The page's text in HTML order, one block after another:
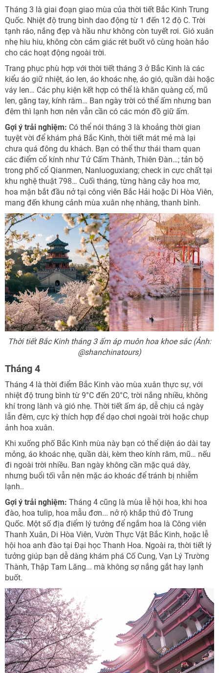
Tháng 3 là giai đoạn giao mùa của thời tiết Bắc Kinh Trung
Quốc. Nhiệt độ trung bình dao động từ 1 đến 12 độ C. Trời
tạnh ráo, nắng đẹp và hầu như không còn tuyết rơi. Gió xuân
nhẹ hiu hiu, không còn cảm giác rét buốt vô cùng hoàn hảo
cho các hoạt động ngoài trời.
Trang phục phù hợp với thời tiết tháng 3 ở Bắc Kinh là các
kiểu áo giữ nhiệt, áo len, áo khoác nhẹ, áo gió, quần dài hoặc
váy len… Các phụ kiện kết hợp có thể là khăn quàng cổ, mũ
len, găng tay, kính râm… Ban ngày trời có thể ấm nhưng ban
đêm thì lạnh hơn nên vẫn cần có các món đồ giữ ấm.
Gợi ý trải nghiệm: Có thể nói tháng 3 là khoảng thời gian
tuyệt vời để khám phá Bắc Kinh, thời tiết mát mẻ mà lại
chưa quá đông du khách. Bạn có thể thư thái tham quan
các điểm cổ kính như Tử Cấm Thành, Thiên Đàn…; tản bộ
trong phố cổ Qianmen, Nanluoguxiang; check in cực chất tại
khu nghệ thuật 798… Cuối tháng, từng hàng cây hoa mơ,
hoa mận bắt đầu nở tại công viên Bắc Hải hoặc Di Hòa Viên,
mang đến khung cảnh mùa xuân nhẹ nhàng, thanh bình.
Thời tiết Bắc Kinh tháng 3 ấm áp muôn hoa khoe sắc (Ảnh:
@shanchinatours)
Tháng 4
Tháng 4 là thời điểm Bắc Kinh vào mùa xuân thực sự, với
nhiệt độ trung bình từ 9°C đến 20°C, trời nắng nhiều, không
khí trong lành và gió nhẹ. Thời tiết ấm áp, dễ chịu cả ngày
lẫn đêm, cực kỳ thích hợp để dạo chơi ngoài trời hoặc chụp
ảnh hoa xuân.
Khi xuống phố Bắc Kinh mùa này bạn có thể diện áo dài tay
mỏng, áo khoác nhẹ, quần dài, kèm theo kính râm, mũ… nếu
đi ngoài trời nhiều. Ban ngày không cần mặc quá dày,
nhưng buổi tối vẫn nên mặc áo khoác để tránh bị nhiễm
lạnh..
Gợi ý trải nghiệm: Tháng 4 cũng là mùa lễ hội hoa, khi hoa
đào, hoa tulip, hoa mẫu đơn... nở rộ khắp thủ đô Trung
Quốc. Một số địa điểm lý tưởng để ngắm hoa là Công viên
Thanh Xuân, Di Hòa Viên, Vườn Thực Vật Bắc Kinh, hoặc lễ
hội hoa anh đào tại Đại học Thanh Hoa. Ngoài ra, thời tiết lý
tưởng giúp bạn dễ dàng khám phá Cố Cung, Vạn Lý Trường
Thành, Thập Tam Lăng... mà không sợ nắng gắt hay lạnh
buốt.
TƯ VẤN NGAY
TƯ VẤN NGAY
Nhận ưu đãi ngay!
Nhận ưu đãi ngay
TƯ VẤN NGAY
NHẬN ƯU ĐÃI NGAY
TƯ VẤN NGAY